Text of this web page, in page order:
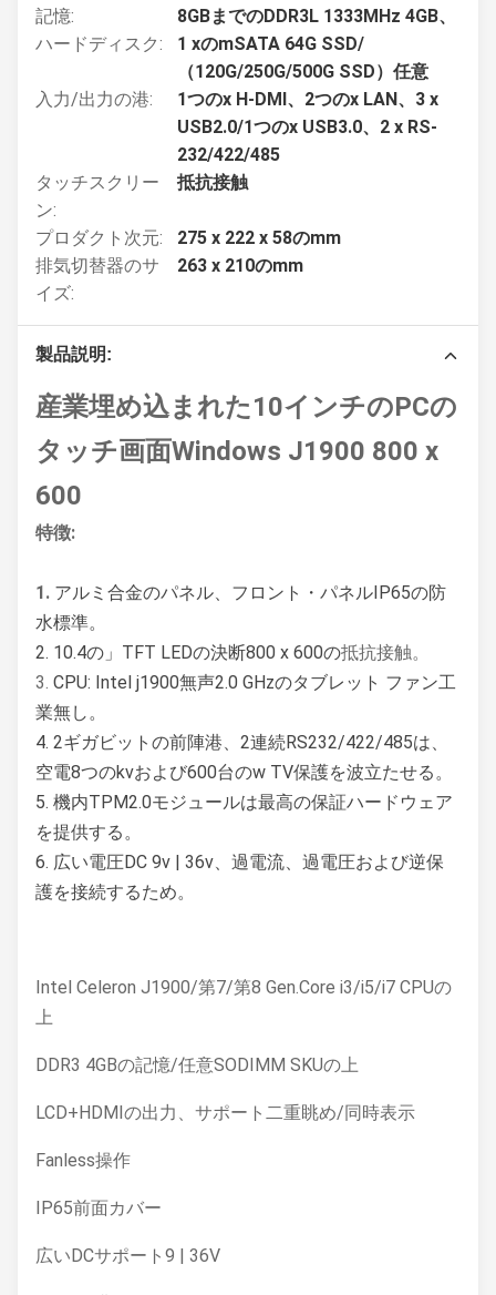
記憶:
8GBまでのDDR3L 1333MHz 4GB、
ハードディスク:
1 xのmSATA 64G SSD/
（120G/250G/500G SSD）任意
入力/出力の港:
1つのx H-DMI、2つのx LAN、3 x
USB2.0/1つのx USB3.0、2 x RS-
232/422/485
タッチスクリー
ン:
抵抗接触
プロダクト次元:
275 x 222 x 58のmm
排気切替器のサ
イズ:
263 x 210のmm
製品説明:
産業埋め込まれた10インチのPCの
タッチ画面Windows J1900 800 x
600
特徴:
1. アルミ合金のパネル、フロント・パネルIP65の防
水標準。
2. 10.4の」TFT LEDの決断800 x 600の抵抗接触。
3. CPU: Intel j1900無声2.0 GHzのタブレット ファン工
業無し。
4. 2ギガビットの前陣港、2連続RS232/422/485は、
空電8つのkvおよび600台のw TV保護を波立たせる。
5. 機内TPM2.0モジュールは最高の保証ハードウェア
を提供する。
6. 広い電圧DC 9v | 36v、過電流、過電圧および逆保
護を接続するため。
Intel Celeron J1900/第7/第8 Gen.Core i3/i5/i7 CPUの
上
DDR3 4GBの記憶/任意SODIMM SKUの上
LCD+HDMIの出力、サポート二重眺め/同時表示
Fanless操作
IP65前面カバー
広いDCサポート9 | 36V